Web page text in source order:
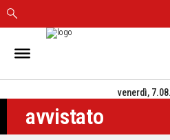
IN
CAGLIARI
SASSARI
NUORO
venerdì,
avvistato